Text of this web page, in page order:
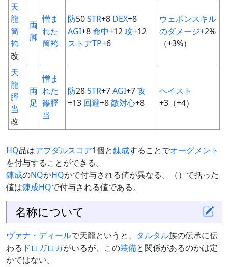
天
龍
筒
袴
改
両
脚
憎ま
れた
筒袴
防50STR+8 DEX+8
AGI+8命中+12攻+12
ストアTP+6
ウェポンスキル
のダメージ+2%
（+3%）
天
龍
脛
当
改
両
足
憎ま
れた
篠脛
当
防28STR+7AGI+7攻
+13 回避+8敵対心+8
ヘイスト
+3（+4）
HQ品はアブダルスコア1個と錬成することでオーグメント
を付与することができる。
錬成のNQかHQかで付与される値が異なる。（）で括った
値は錬成HQで付与される値である。
名称について
ヴァナ・ディールで天龍というと、 タルタル族の伝承に伝
わる ドロガロガがいるが、この装備と関係があるのかは定
かではない。